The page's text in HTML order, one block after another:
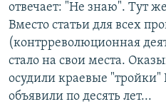
отвечает: "Не знаю". Тут
Вместо статьи для всех
(контрреволюционная
стало на свои места.
осудили краевые
объявили по десять лет...